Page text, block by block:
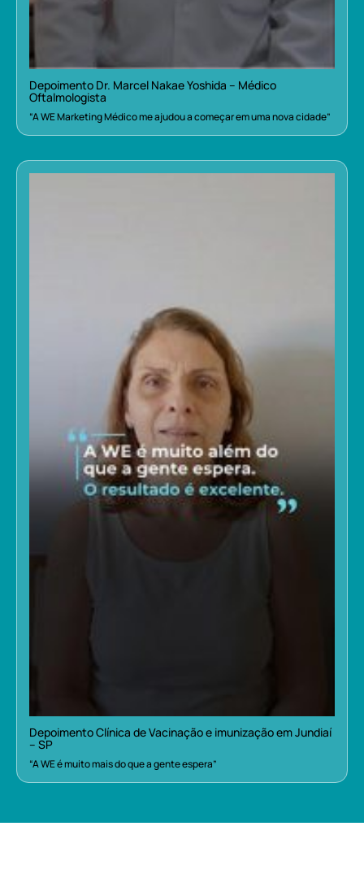
Depoimento Dr. Marcel Nakae Yoshida – Médico
Oftalmologista
“A WE Marketing Médico me ajudou a começar em uma nova cidade”
Depoimento Clínica de Vacinação e imunização em Jundiaí
– SP
“A WE é muito mais do que a gente espera”